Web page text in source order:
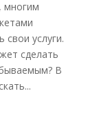
многим
услуги.
сделать
В